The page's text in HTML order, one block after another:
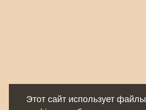
Этот сайт использует файлы